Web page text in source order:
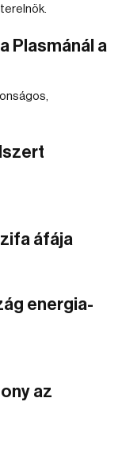
Plasmánál a
áfája
energia-
az